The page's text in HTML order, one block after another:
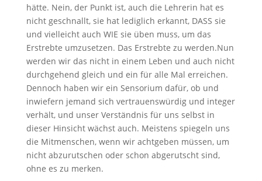
hätte. Nein, der Punkt ist, auch die Lehrerin hat es
nicht geschnallt, sie hat lediglich erkannt, DASS sie
und vielleicht auch WIE sie üben muss, um das
Erstrebte umzusetzen. Das Erstrebte zu werden.Nun
werden wir das nicht in einem Leben und auch nicht
durchgehend gleich und ein für alle Mal erreichen.
Dennoch haben wir ein Sensorium dafür, ob und
inwiefern jemand sich vertrauenswürdig und integer
verhält, und unser Verständnis für uns selbst in
dieser Hinsicht wächst auch. Meistens spiegeln uns
die Mitmenschen, wenn wir achtgeben müssen, um
nicht abzurutschen oder schon abgerutscht sind,
ohne es zu merken.